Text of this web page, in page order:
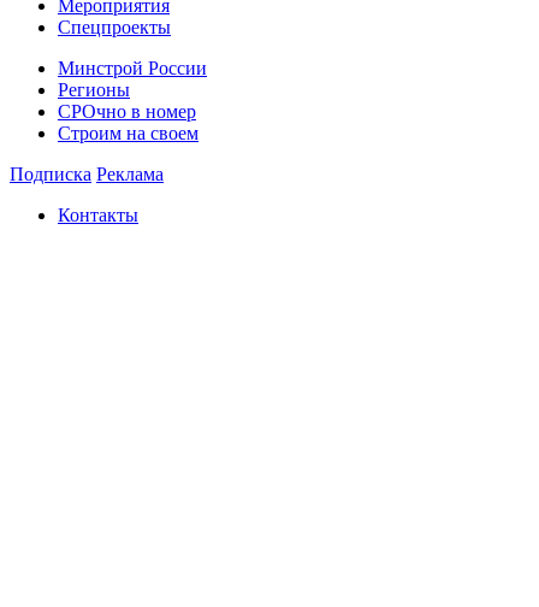
Мероприятия
Спецпроекты
Минстрой России
Регионы
СРОчно в номер
Строим на своем
Подписка Реклама
Контакты